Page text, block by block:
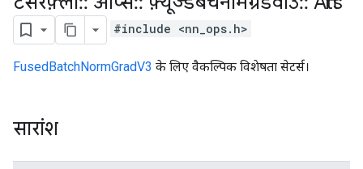
#include <nn_ops.h>
FusedBatchNormGradV3 के लिए वैकल्पिक विशेषता सेटर्स।
सारांश